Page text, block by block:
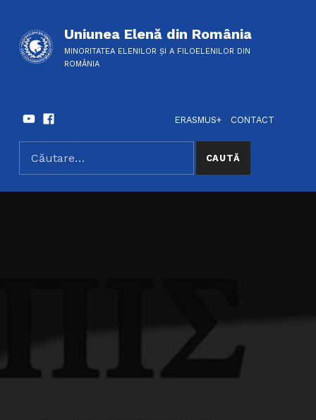
Uniunea Elenă din România
MINORITATEA ELENILOR ȘI A FILOELENILOR DIN
ROMÂNIA
SOCIAL LINKS
YoutubeFacebook
ERASMUS+
CONTACT
SEARCH THE SITE
Caută după: